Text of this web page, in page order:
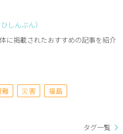
しんぶん）
に掲載されたおすすめの記事を紹介
難 災害
福島
タグ一覧